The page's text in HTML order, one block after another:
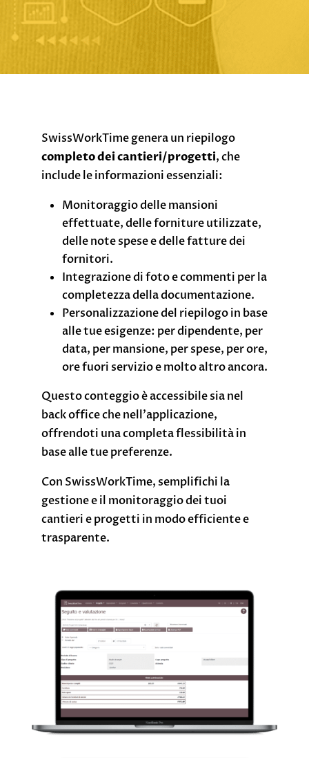
SwissWorkTime genera un riepilogo
completo dei cantieri/progetti, che
include le informazioni essenziali:
Monitoraggio delle mansioni
effettuate, delle forniture utilizzate,
delle note spese e delle fatture dei
fornitori.
Integrazione di foto e commenti per la
completezza della documentazione.
Personalizzazione del riepilogo in base
alle tue esigenze: per dipendente, per
data, per mansione, per spese, per ore,
ore fuori servizio e molto altro ancora.
Questo conteggio è accessibile sia nel
back office che nell’applicazione,
offrendoti una completa flessibilità in
base alle tue preferenze.
Con SwissWorkTime, semplifichi la
gestione e il monitoraggio dei tuoi
cantieri e progetti in modo efficiente e
trasparente.